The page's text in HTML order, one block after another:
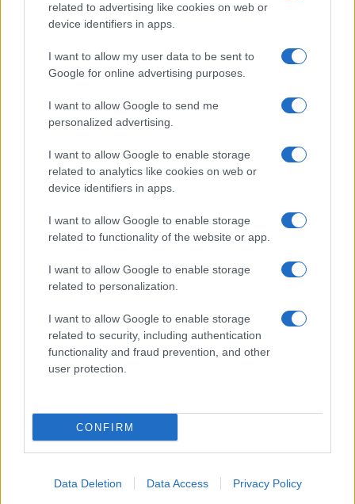
related to advertising like cookies on web or
device identifiers in apps.
I want to allow my user data to be sent to
Google for online advertising purposes.
I want to allow Google to send me
personalized advertising.
I want to allow Google to enable storage
related to analytics like cookies on web or
device identifiers in apps.
I want to allow Google to enable storage
related to functionality of the website or app.
I want to allow Google to enable storage
related to personalization.
I want to allow Google to enable storage
related to security, including authentication
functionality and fraud prevention, and other
user protection.
CONFIRM
Data Deletion Data Access Privacy Policy